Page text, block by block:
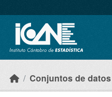
Conjuntos de datos